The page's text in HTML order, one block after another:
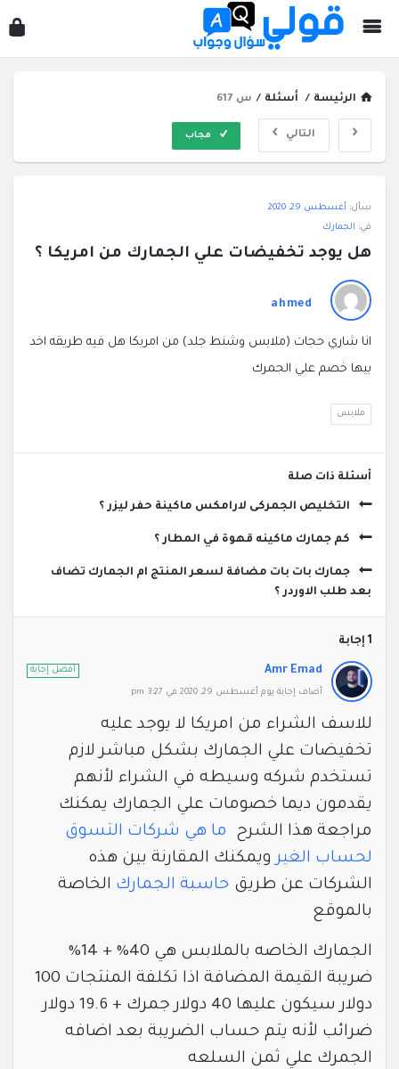
الرئيسة / أسئلة / س 617
التالي مجاب
سؤال
وجواب
أسئلة
سأل: أغسطس 29, 2020
في: الجمارك
هل يوجد تخفيضات علي الجمارك من امريكا ؟
ahmed
انا شاري حجات (ملابس وشنط جلد) من امريكا هل فيه طريقه اخد
بيها خصم علي الجمرك
ملابس
‫أسئلة ذات صلة
التخليص الجمركى لارامكس ماكينة حفر ليزر ؟
كم جمارك ماكينه قهوة في المطار ؟
جمارك بات بات مضافة لسعر المنتج ام الجمارك تضاف
بعد طلب الاوردر ؟
‫1 إجابة
أفضل إجابة Amr Emad
‫أضاف ‫‫إجابة يوم أغسطس 29, 2020 في 3:27 pm
للاسف الشراء من امريكا لا يوجد عليه
تخفيضات علي الجمارك بشكل مباشر لازم
تستخدم شركه وسيطه في الشراء لأنهم
يقدمون ديما خصومات علي الجمارك يمكنك
مراجعة هذا الشرح ما هي شركات التسوق
لحساب الغيرويمكنك المقارنة بين هذه
الشركات عن طريق حاسبة الجمارك الخاصة
بالموقع
الجمارك الخاصه بالملابس هي 40% + 14%
ضريبة القيمة المضافة اذا تكلفة المنتجات 100
دولار سيكون عليها 40 دولار جمرك + 19.6 دولار
ضرائب لأنه يتم حساب الضريبة بعد اضافه
الجمرك علي ثمن السلعه